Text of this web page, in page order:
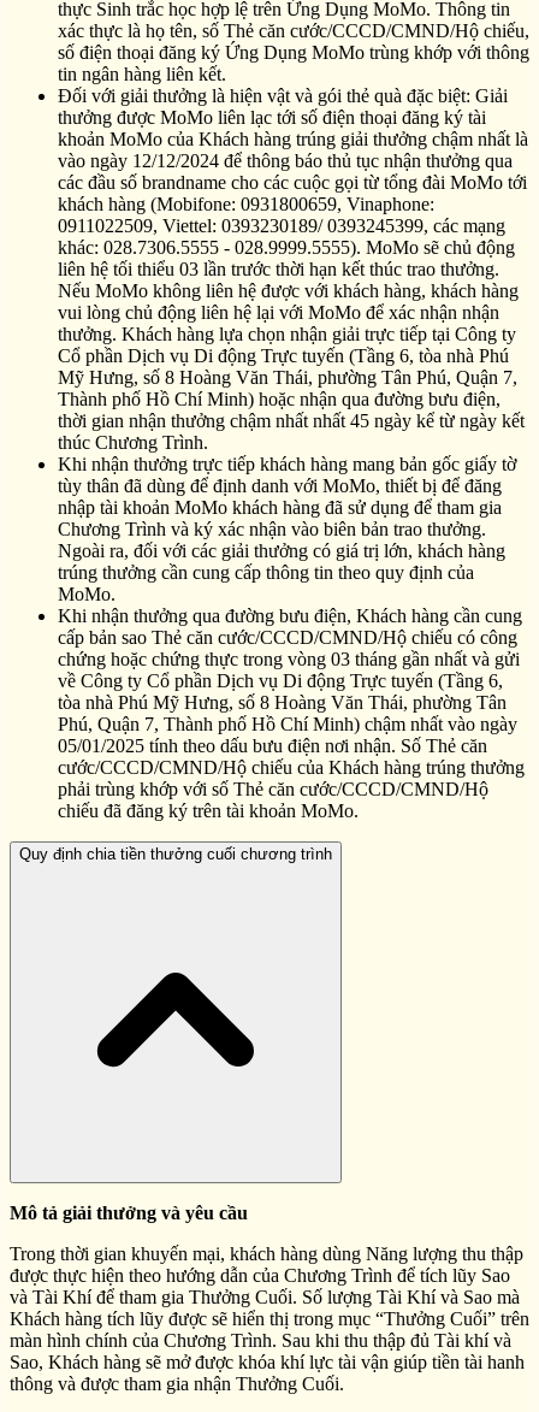
thực Sinh trắc học hợp lệ trên Ứng Dụng MoMo. Thông tin
xác thực là họ tên, số Thẻ căn cước/CCCD/CMND/Hộ chiếu,
số điện thoại đăng ký Ứng Dụng MoMo trùng khớp với thông
tin ngân hàng liên kết.
Đối với giải thưởng là hiện vật và gói thẻ quà đặc biệt: Giải
thưởng được MoMo liên lạc tới số điện thoại đăng ký tài
khoản MoMo của Khách hàng trúng giải thưởng chậm nhất là
vào ngày 12/12/2024 để thông báo thủ tục nhận thưởng qua
các đầu số brandname cho các cuộc gọi từ tổng đài MoMo tới
khách hàng (Mobifone: 0931800659, Vinaphone:
0911022509, Viettel: 0393230189/ 0393245399, các mạng
khác: 028.7306.5555 - 028.9999.5555). MoMo sẽ chủ động
liên hệ tối thiểu 03 lần trước thời hạn kết thúc trao thưởng.
Nếu MoMo không liên hệ được với khách hàng, khách hàng
vui lòng chủ động liên hệ lại với MoMo để xác nhận nhận
thưởng. Khách hàng lựa chọn nhận giải trực tiếp tại Công ty
Cổ phần Dịch vụ Di động Trực tuyến (Tầng 6, tòa nhà Phú
Mỹ Hưng, số 8 Hoàng Văn Thái, phường Tân Phú, Quận 7,
Thành phố Hồ Chí Minh) hoặc nhận qua đường bưu điện,
thời gian nhận thưởng chậm nhất nhất 45 ngày kể từ ngày kết
thúc Chương Trình.
Khi nhận thưởng trực tiếp khách hàng mang bản gốc giấy tờ
tùy thân đã dùng để định danh với MoMo, thiết bị để đăng
nhập tài khoản MoMo khách hàng đã sử dụng để tham gia
Chương Trình và ký xác nhận vào biên bản trao thưởng.
Ngoài ra, đối với các giải thưởng có giá trị lớn, khách hàng
trúng thưởng cần cung cấp thông tin theo quy định của
MoMo.
Khi nhận thưởng qua đường bưu điện, Khách hàng cần cung
cấp bản sao Thẻ căn cước/CCCD/CMND/Hộ chiếu có công
chứng hoặc chứng thực trong vòng 03 tháng gần nhất và gửi
về Công ty Cổ phần Dịch vụ Di động Trực tuyến (Tầng 6,
tòa nhà Phú Mỹ Hưng, số 8 Hoàng Văn Thái, phường Tân
Phú, Quận 7, Thành phố Hồ Chí Minh) chậm nhất vào ngày
05/01/2025 tính theo dấu bưu điện nơi nhận. Số Thẻ căn
cước/CCCD/CMND/Hộ chiếu của Khách hàng trúng thưởng
phải trùng khớp với số Thẻ căn cước/CCCD/CMND/Hộ
chiếu đã đăng ký trên tài khoản MoMo.
Quy định chia tiền thưởng cuối chương trình
Mô tả giải thưởng và yêu cầu
Trong thời gian khuyến mại, khách hàng dùng Năng lượng thu thập
được thực hiện theo hướng dẫn của Chương Trình để tích lũy Sao
và Tài Khí để tham gia Thưởng Cuối. Số lượng Tài Khí và Sao mà
Khách hàng tích lũy được sẽ hiển thị trong mục “Thưởng Cuối” trên
màn hình chính của Chương Trình. Sau khi thu thập đủ Tài khí và
Sao, Khách hàng sẽ mở được khóa khí lực tài vận giúp tiền tài hanh
thông và được tham gia nhận Thưởng Cuối.